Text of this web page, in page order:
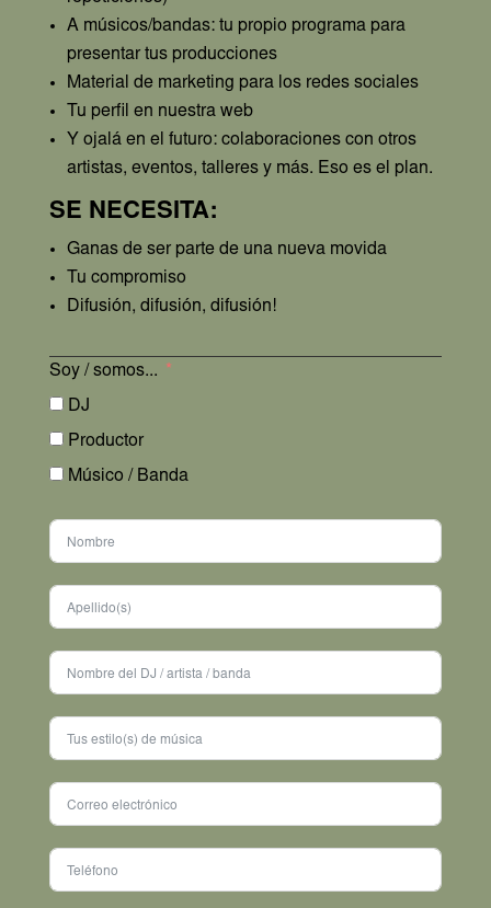
A músicos/bandas: tu propio programa para
presentar tus producciones
Material de marketing para los redes sociales
Tu perfil en nuestra web
Y ojalá en el futuro: colaboraciones con otros
artistas, eventos, talleres y más. Eso es el plan.
SE NECESITA:
Ganas de ser parte de una nueva movida
Tu compromiso
Difusión, difusión, difusión!
Soy / somos...
DJ
Productor
Músico / Banda